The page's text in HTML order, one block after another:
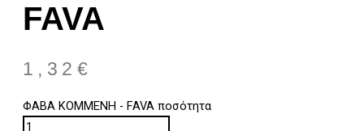
FAVA
1,32 €
ΦΑΒΑ ΚΟΜΜΕΝΗ - FAVA ποσότητα